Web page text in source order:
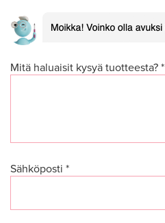
Mitä haluaisit kysyä tuotteesta? *
Sähköposti *